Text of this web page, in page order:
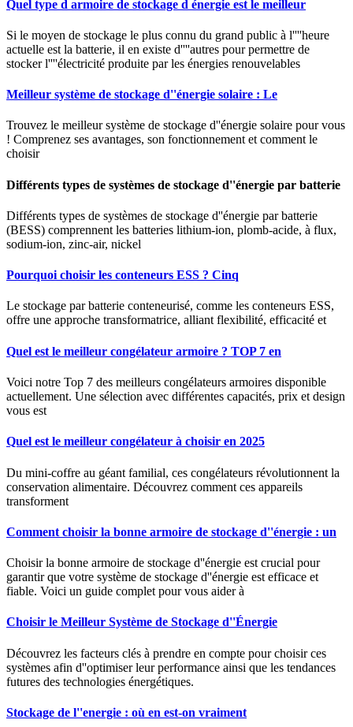
Quel type d armoire de stockage d énergie est le meilleur
Si le moyen de stockage le plus connu du grand public à l''''heure
actuelle est la batterie, il en existe d''''autres pour permettre de
stocker l''''électricité produite par les énergies renouvelables
Meilleur système de stockage d''énergie solaire : Le
Trouvez le meilleur système de stockage d''énergie solaire pour vous
! Comprenez ses avantages, son fonctionnement et comment le
choisir
Différents types de systèmes de stockage d''énergie par batterie
Différents types de systèmes de stockage d''énergie par batterie
(BESS) comprennent les batteries lithium-ion, plomb-acide, à flux,
sodium-ion, zinc-air, nickel
Pourquoi choisir les conteneurs ESS ? Cinq
Le stockage par batterie conteneurisé, comme les conteneurs ESS,
offre une approche transformatrice, alliant flexibilité, efficacité et
Quel est le meilleur congélateur armoire ? TOP 7 en
Voici notre Top 7 des meilleurs congélateurs armoires disponible
actuellement. Une sélection avec différentes capacités, prix et design
vous est
Quel est le meilleur congélateur à choisir en 2025
Du mini-coffre au géant familial, ces congélateurs révolutionnent la
conservation alimentaire. Découvrez comment ces appareils
transforment
Comment choisir la bonne armoire de stockage d''énergie : un
Choisir la bonne armoire de stockage d''énergie est crucial pour
garantir que votre système de stockage d''énergie est efficace et
fiable. Voici un guide complet pour vous aider à
Choisir le Meilleur Système de Stockage d''Énergie
Découvrez les facteurs clés à prendre en compte pour choisir ces
systèmes afin d''optimiser leur performance ainsi que les tendances
futures des technologies énergétiques.
Stockage de l''energie : où en est-on vraiment